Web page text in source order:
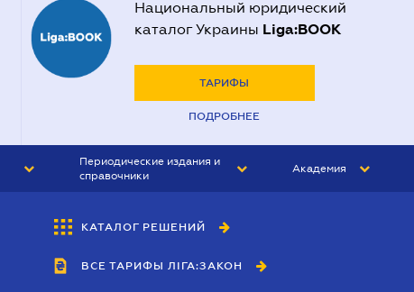
Национальный юридический
каталог Украины Liga:BOOK
ТАРИФЫ
ПОДРОБНЕЕ
Периодические издания и
справочники
БУХГАЛТЕР&ЗАКОН
ВЕСТНИК МСФО
Академия
КАТАЛОГ РЕШЕНИЙ
ВСЕ ТАРИФЫ ЛІГА:ЗАКОН